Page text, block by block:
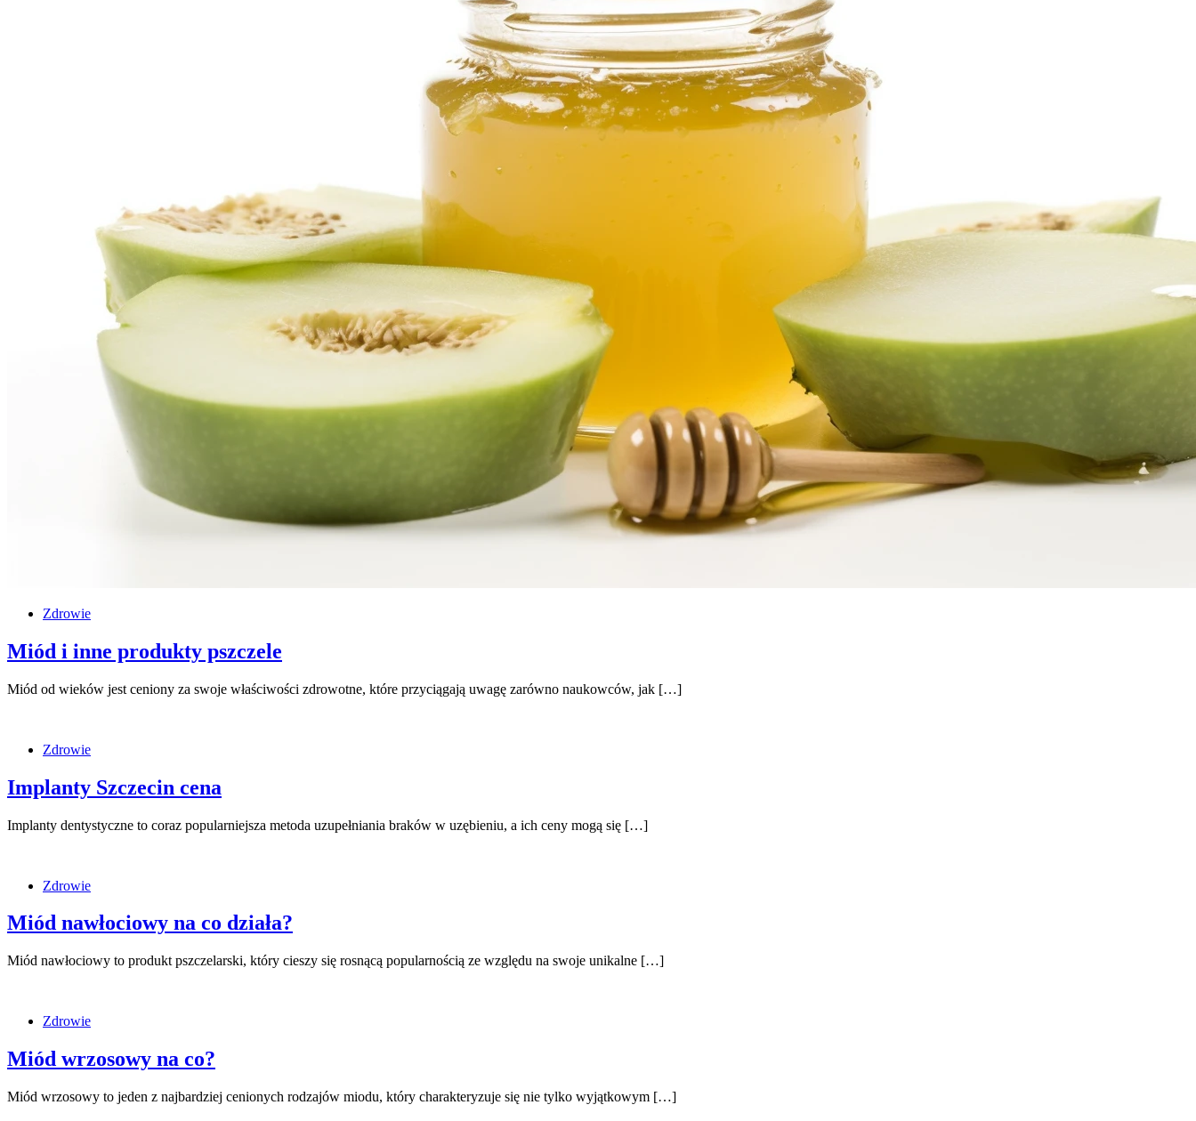
Zdrowie
Miód i inne produkty pszczele
Miód od wieków jest ceniony za swoje właściwości zdrowotne, które przyciągają uwagę zarówno naukowców, jak […]
Zdrowie
Implanty Szczecin cena
Implanty dentystyczne to coraz popularniejsza metoda uzupełniania braków w uzębieniu, a ich ceny mogą się […]
Zdrowie
Miód nawłociowy na co działa?
Miód nawłociowy to produkt pszczelarski, który cieszy się rosnącą popularnością ze względu na swoje unikalne […]
Zdrowie
Miód wrzosowy na co?
Miód wrzosowy to jeden z najbardziej cenionych rodzajów miodu, który charakteryzuje się nie tylko wyjątkowym […]